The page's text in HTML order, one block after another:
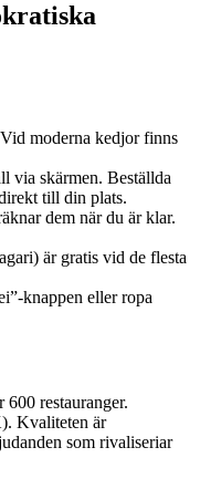
moderna kedjor finns
via skärmen. Beställda
till din plats.
dem när du är klar.
är gratis vid de flesta
knappen eller ropa
restauranger.
Kvaliteten är
som rivaliseriar